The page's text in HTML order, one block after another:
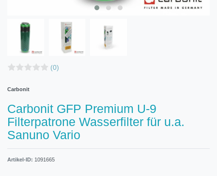
(0)
Carbonit
Carbonit GFP Premium U-9
Filterpatrone Wasserfilter für u.a.
Sanuno Vario
Artikel-ID: 1091665